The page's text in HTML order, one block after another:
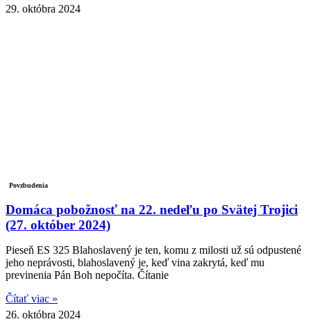
29. októbra 2024
Povzbudenia
Domáca pobožnosť na 22. nedeľu po Svätej Trojici
(27. október 2024)
Pieseň ES 325 Blahoslavený je ten, komu z milosti už sú odpustené
jeho neprávosti, blahoslavený je, keď vina zakrytá, keď mu
previnenia Pán Boh nepočíta. Čítanie
Čítať viac »
26. októbra 2024